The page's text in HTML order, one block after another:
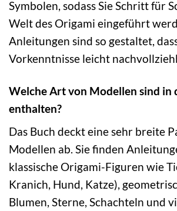
Symbolen, sodass Sie Schritt für
Welt des Origami eingeführt
Anleitungen sind so gestaltet,
Vorkenntnisse leicht
Welche Art von Modellen sind in
enthalten?
Das Buch deckt eine sehr breite
Modellen ab. Sie finden
klassische Origami-Figuren wie
Kranich, Hund, Katze),
Blumen, Sterne, Schachteln und